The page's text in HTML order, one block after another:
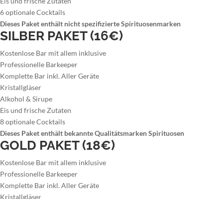
6 optionale Cocktails
Dieses Paket enthält nicht spezifizierte Spirituosenmarken
SILBER PAKET (16€)
Kostenlose Bar mit allem inklusive
Professionelle Barkeeper
Komplette Bar inkl. Aller Geräte
Kristallgläser
Alkohol & Sirupe
Eis und frische Zutaten
8 optionale Cocktails
Dieses Paket enthält bekannte Qualitätsmarken Spirituosen
GOLD PAKET (18€)
Kostenlose Bar mit allem inklusive
Professionelle Barkeeper
Komplette Bar inkl. Aller Geräte
Kristallgläser